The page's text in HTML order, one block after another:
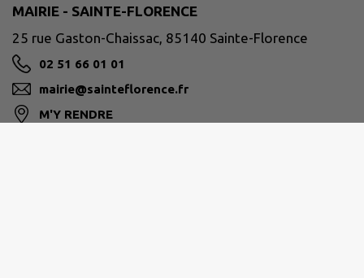
MAIRIE - SAINTE-FLORENCE
25 rue Gaston-Chaissac, 85140 Sainte-Florence
02 51 66 01 01
mairie@sainteflorence.fr
M'Y RENDRE